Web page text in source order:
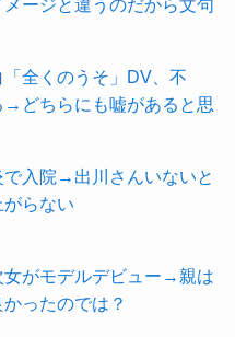
ージと違うのだから文句
全くのうそ」DV、不
→どちらにも嘘があると思
で入院→出川さんいないと
らない
女がモデルデビュー→親は
ったのでは？